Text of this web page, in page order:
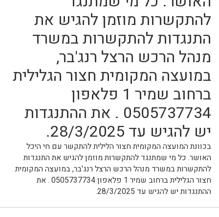
להתקשרות מוזמן להגיש את
התנגדות להתקשרות במשרד
מנהל הרכש הרצל רנג'בר,
במועצה המקומית חצור הגלילית
ברחוב שמיר 1 פלאפון
0505737734 . את ההתנגדות
יש להגיש עד 28/3/2025.
בכוונת המועצה המקומית חצור הלילית להתקשר עם חי היכל
האושר. כל מי שמתנגד להתקשרות מוזמן להגיש את התנגדות
להתקשרות במשרד מנהל הרכש הרצל רנג'בר, במועצה המקומית
חצור הגלילית ברחוב שמיר 1 פלאפון 0505737734 . את
ההתנגדות יש להגיש עד 28/3/2025.